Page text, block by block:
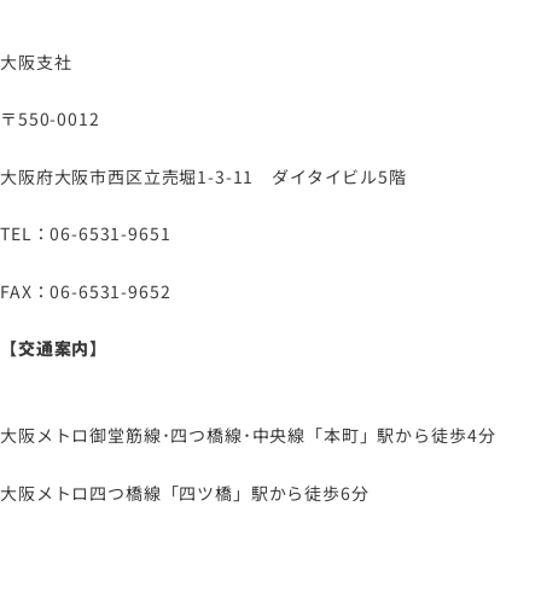
労働者派遣事業に関わる情報
大阪支社
〒550-0012
大阪府大阪市西区立売堀1-3-11 ダイタイビル5階
TEL：06-6531-9651
FAX：06-6531-9652
【交通案内】
大阪メトロ御堂筋線･四つ橋線･中央線「本町」駅から徒歩4分
大阪メトロ四つ橋線「四ツ橋」駅から徒歩6分